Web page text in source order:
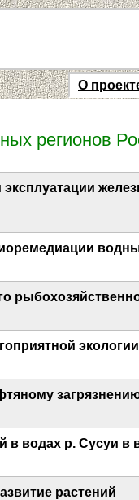
О
регионов
в водах р. Сусуи
растений